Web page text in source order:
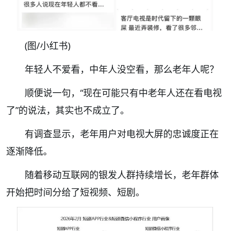
(图/小红书)
年轻人不爱看，中年人没空看，那么老年人呢？
顺便说一句， “现在可能只有中老年人还在看电视
了”的说法，其实也不成立了。
有调查显示， 老年用户对电视大屏的忠诚度正在
逐渐降低。
随着移动互联网的银发人群持续增长，老年群体
开始把时间分给了短视频、短剧。